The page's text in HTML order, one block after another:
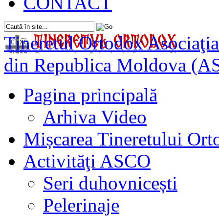
Tineretul Ortodox
din Republica Moldova
Pagina principală
Arhiva Video
Mișcarea Tineretului
Activităţi ASCO
Seri duhovnicești
Pelerinaje